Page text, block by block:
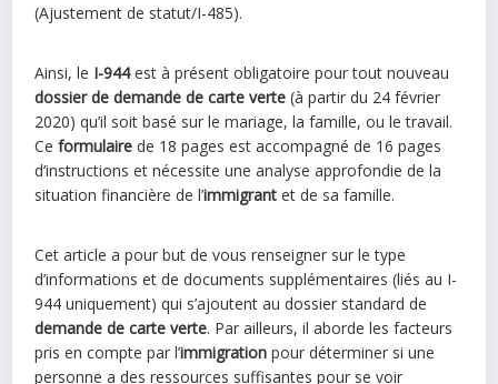
(Ajustement de statut/I-485).
Ainsi, le I-944est à présent obligatoire pour tout nouveau
dossier de demande de carte verte (à partir du 24 février
2020) qu’il soit basé sur le mariage, la famille, ou le travail.
Ceformulaire de 18 pages est accompagné de 16 pages
d’instructions et nécessite une analyse approfondie de la
situation financière de l’immigrant et de sa famille.
Cet article a pour but de vous renseigner sur le type
d’informations et de documents supplémentaires (liés au I-
944 uniquement) qui s’ajoutent au dossier standard de
demande de carte verte. Par ailleurs, il aborde les facteurs
pris en compte par l’immigration pour déterminer si une
personne a des ressources suffisantes pour se voir